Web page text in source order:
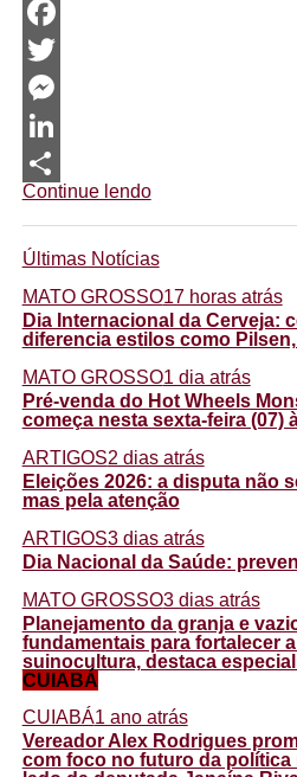
WhatsApp
Facebook
Twitter
Messenger
LinkedIn
Share
Continue lendo
Últimas Notícias
MATO GROSSO17 horas atrás
Dia Internacional da Cerveja:
diferencia estilos como
MATO GROSSO1 dia atrás
Pré-venda do Hot Wheels
começa nesta sexta-feira (07)
ARTIGOS2 dias atrás
Eleições 2026: a disputa não
mas pela atenção
ARTIGOS3 dias atrás
Dia Nacional da Saúde:
MATO GROSSO3 dias atrás
Planejamento da granja e
fundamentais para fortalecer
suinocultura, destaca
CUIABÁ
CUIABÁ1 ano atrás
Vereador Alex Rodrigues
com foco no futuro da política